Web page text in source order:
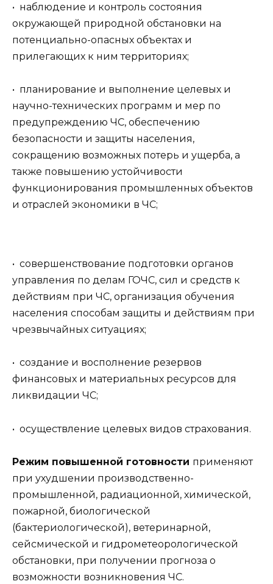
• наблюдение и контроль состояния
окружающей природной обстановки на
потенциально-опасных объектах и
прилегающих к ним территориях;
• планирование и выполнение целевых и
научно-технических программ и мер по
предупреждению ЧС, обеспечению
безопасности и защиты населения,
сокращению возможных потерь и ущерба, а
также повышению устойчивости
функционирования промышленных объектов
и отраслей экономики в ЧС;
• совершенствование подготовки органов
управления по делам ГОЧС, сил и средств к
действиям при ЧС, организация обучения
населения способам защиты и действиям при
чрезвычайных ситуациях;
• создание и восполнение резервов
финансовых и материальных ресурсов для
ликвидации ЧС;
• осуществление целевых видов страхования.
Режим повышенной готовности применяют
при ухудшении производственно-
промышленной, радиационной, химической,
пожарной, биологической
(бактериологической), ветеринарной,
сейсмической и гидрометеорологической
обстановки, при получении прогноза о
возможности возникновения ЧС.